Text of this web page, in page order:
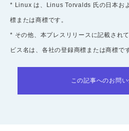
* Linux は、Linus Torvalds 氏の日本お
標または商標です。
* その他、本プレスリリースに記載され
ビス名は、各社の登録商標または商標です
この記事へのお問